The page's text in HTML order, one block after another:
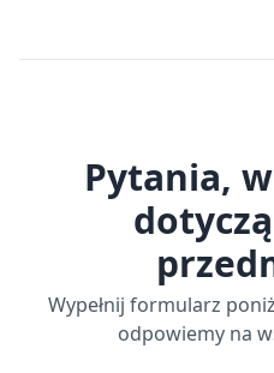
Pytania,
Wypełnij formularz
odpowiemy na